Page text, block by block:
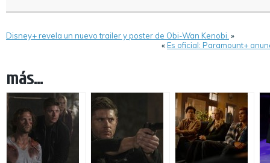
Disney+ revela un nuevo trailer y poster de Obi-Wan Kenobi. »
«Es oficial: Paramount+
más...